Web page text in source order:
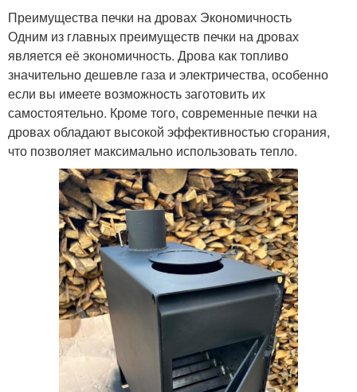
Преимущества печки на дровах Экономичность
Одним из главных преимуществ печки на дровах
является её экономичность. Дрова как топливо
значительно дешевле газа и электричества, особенно
если вы имеете возможность заготовить их
самостоятельно. Кроме того, современные печки на
дровах обладают высокой эффективностью сгорания,
что позволяет максимально использовать тепло.